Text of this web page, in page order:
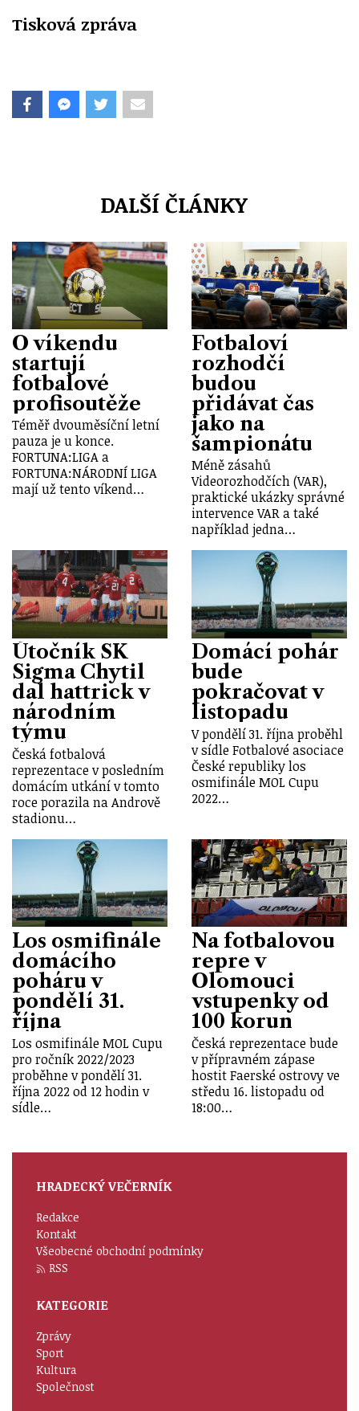
Tisková zpráva
DALŠÍ ČLÁNKY
O víkendu
startují
fotbalové
profisoutěže
Téměř dvouměsíční letní
pauza je u konce.
FORTUNA:LIGA a
FORTUNA:NÁRODNÍ LIGA
mají už tento víkend…
Fotbaloví
rozhodčí
budou
přidávat čas
jako na
šampionátu
Méně zásahů
Videorozhodčích (VAR),
praktické ukázky správné
intervence VAR a také
například jedna…
Útočník SK
Sigma Chytil
dal hattrick v
národním
týmu
Česká fotbalová
reprezentace v posledním
domácím utkání v tomto
roce porazila na Andrově
stadionu…
Domácí pohár
bude
pokračovat v
listopadu
V pondělí 31. října proběhl
v sídle Fotbalové asociace
České republiky los
osmifinále MOL Cupu
2022…
Los osmifinále
domácího
poháru v
pondělí 31.
října
Los osmifinále MOL Cupu
pro ročník 2022/2023
proběhne v pondělí 31.
října 2022 od 12 hodin v
sídle…
Na fotbalovou
repre v
Olomouci
vstupenky od
100 korun
Česká reprezentace bude
v přípravném zápase
hostit Faerské ostrovy ve
středu 16. listopadu od
18:00…
HRADECKÝ VEČERNÍK
Redakce
Kontakt
Všeobecné obchodní podmínky
RSS
KATEGORIE
Zprávy
Sport
Kultura
Společnost